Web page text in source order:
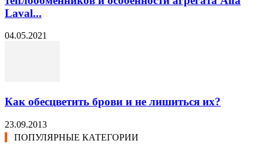
Laval...
04.05.2021
Как обесцветить брови и не лишиться их?
23.09.2013
ПОПУЛЯРНЫЕ КАТЕГОРИИ